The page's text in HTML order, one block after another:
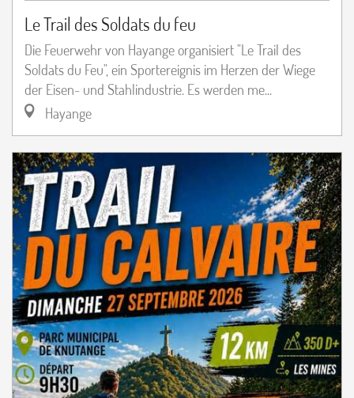
Le Trail des Soldats du feu
Die Feuerwehr von Hayange organisiert "Le Trail des
Soldats du Feu", ein Sportereignis im Herzen der Wiege
der Eisen- und Stahlindustrie. Es werden me...
Hayange